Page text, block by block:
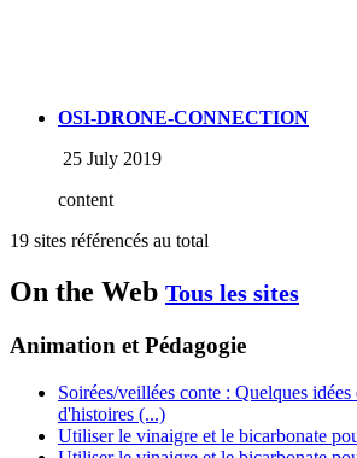
OSI-DRONE-CONNECTION
25 July 2019
content
19 sites référencés au total
On the Web Tous les sites
Animation et Pédagogie
Soirées/veillées conte : Quelques
d'histoires (...)
Utiliser le vinaigre et le bicarbonate